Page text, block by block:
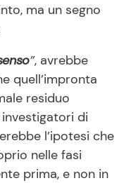
ma un segno
”, avrebbe
quell’impronta
residuo
di
l’ipotesi che
nelle fasi
prima, e non in